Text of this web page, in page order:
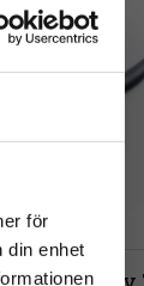
för
din enhet